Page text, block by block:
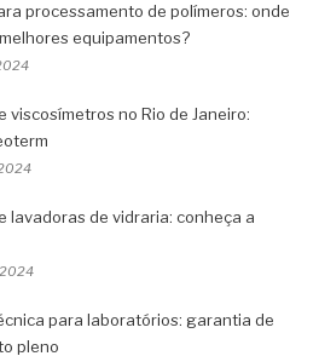
processamento de polímeros: onde
equipamentos?
viscosímetros no Rio de Janeiro:
lavadoras de vidraria: conheça a
para laboratórios: garantia de
pleno